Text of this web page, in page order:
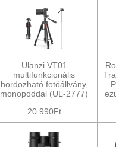
Ulanzi VT01
multifunkcionális
hordozható fotóállvány,
monopoddal (UL-2777)
20.990Ft